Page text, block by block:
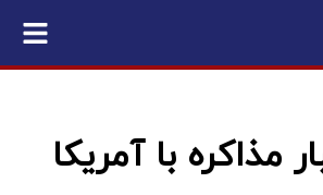
مذاکره با آمریکا